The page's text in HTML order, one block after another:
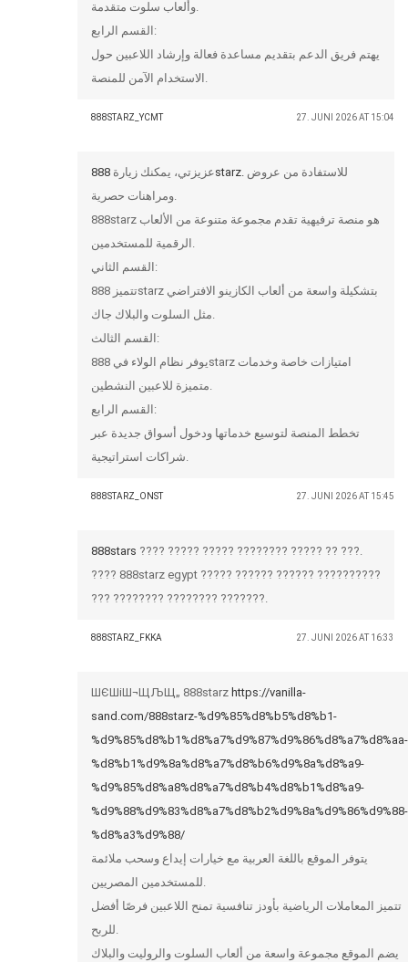
وألعاب سلوت متقدمة.
القسم الرابع:
يهتم فريق الدعم بتقديم مساعدة فعالة وإرشاد اللاعبين حول
الاستخدام الآمن للمنصة.
888STARZ_YCMT 27. JUNI 2026 AT 15:04
عزيزتي، يمكنك زيارة888starz.
ومراهنات حصرية.
888starz هو منصة ترفيهية تقدم مجموعة متنوعة من الألعاب
الرقمية للمستخدمين.
القسم الثاني:
تتميز 888starz بتشكيلة واسعة من ألعاب الكازينو الافتراضي
مثل السلوت والبلاك جاك.
القسم الثالث:
يوفر نظام الولاء في 888starz امتيازات خاصة وخدمات
متميزة للاعبين النشطين.
القسم الرابع:
تخطط المنصة لتوسيع خدماتها ودخول أسواق جديدة عبر
شراكات استراتيجية.
888STARZ_ONST 27. JUNI 2026 AT 15:45
888stars ???? ????? ????? ???????? ????? ?? ???.
???? 888starz egypt ????? ?????? ?????? ??????????
??? ???????? ???????? ???????.
888STARZ_FKKA 27. JUNI 2026 AT 16:33
ШЄШіШ¬ЩЉЩ„ 888starz https://vanilla-
sand.com/888starz-%d9%85%d8%b5%d8%b1-
%d9%85%d8%b1%d8%a7%d9%87%d9%86%d8%a7%d8%aa-
%d8%b1%d9%8a%d8%a7%d8%b6%d9%8a%d8%a9-
%d9%85%d8%a8%d8%a7%d8%b4%d8%b1%d8%a9-
%d9%88%d9%83%d8%a7%d8%b2%d9%8a%d9%86%d9%88-
%d8%a3%d9%88/
يتوفر الموقع باللغة العربية مع خيارات إيداع وسحب ملائمة
للمستخدمين المصريين.
تتميز المعاملات الرياضية بأودز تنافسية تمنح اللاعبين فرصًا أفضل
للربح.
يضم الموقع مجموعة واسعة من ألعاب السلوت والروليت والبلاك